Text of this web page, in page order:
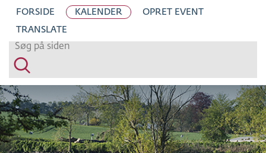
H
O
P
T
I
L
S
I
D
FORSIDE KALENDER
OPRET EVENT
TRANSLATE